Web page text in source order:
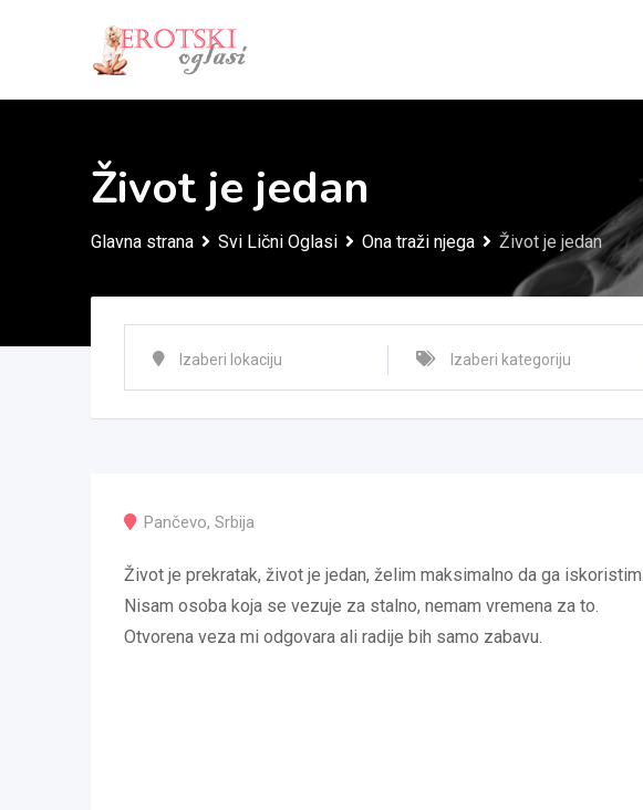
Život je jedan
Glavna strana Svi Lični Oglasi Ona traži njega Život je jedan
Pančevo, Srbija
Život je prekratak, život je jedan, želim maksimalno da ga iskoristim.
Nisam osoba koja se vezuje za stalno, nemam vremena za to.
Otvorena veza mi odgovara ali radije bih samo zabavu.